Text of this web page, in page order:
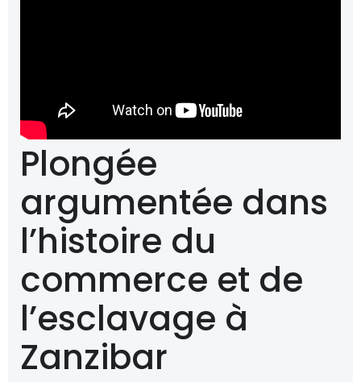
Plongée
argumentée dans
l’histoire du
commerce et de
l’esclavage à
Zanzibar